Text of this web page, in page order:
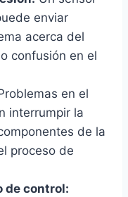
enviar
acerca del
confusión en el
en el
interrumpir la
de la
proceso de
de control: